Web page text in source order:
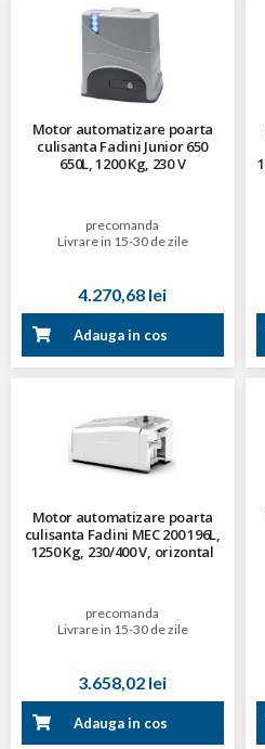
Motor automatizare poarta
culisanta Fadini Junior 650
650L, 1200 Kg, 230 V
precomanda
Livrare in 15-30 de zile
4.270,68 lei
Adauga in cos
Motor automatizare poarta
culisanta Fadini MEC 200 196L,
1250 Kg, 230/400 V, orizontal
precomanda
Livrare in 15-30 de zile
3.658,02 lei
Adauga in cos